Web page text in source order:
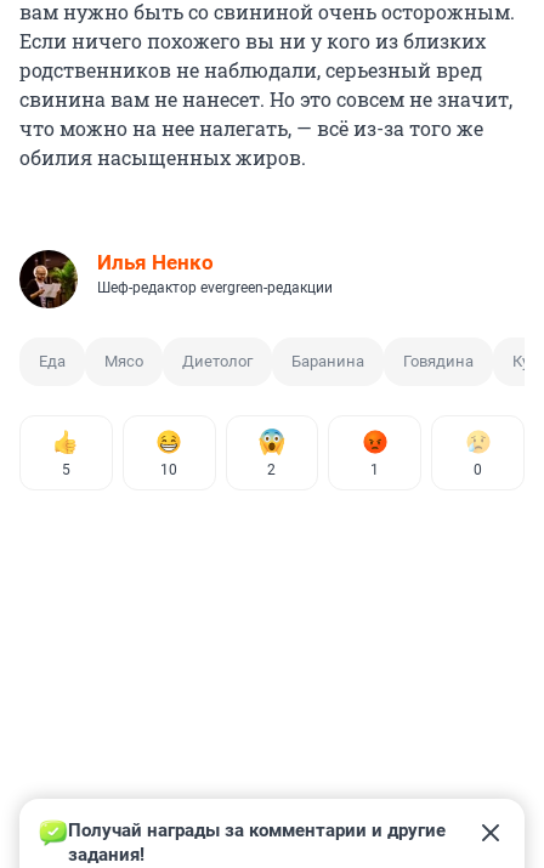
вам нужно быть со свининой очень осторожным.
Если ничего похожего вы ни у кого из близких
родственников не наблюдали, серьезный вред
свинина вам не нанесет. Но это совсем не значит,
что можно на нее налегать, — всё из-за того же
обилия насыщенных жиров.
Илья Ненко
Шеф-редактор evergreen-редакции
Еда Мясо Диетолог Баранина Говядина
5 10 2 1 0
Получай награды за комментарии и другие
задания!